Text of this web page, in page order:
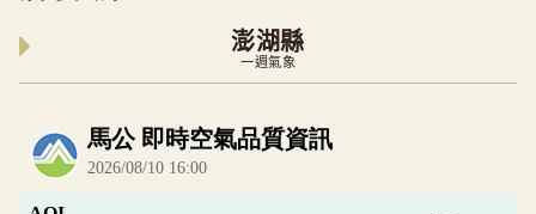
澎湖縣
一週氣象
內嵌空氣品質小工具為視覺預覽，完整即時空